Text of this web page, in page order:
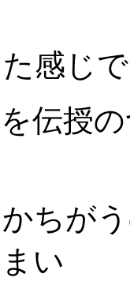
感じ
伝授
ちが
い